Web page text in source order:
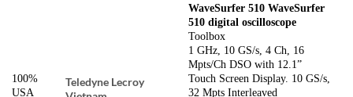
100%
USA
Teledyne Lecroy
WaveSurfer 510 WaveSurfer
510 digital oscilloscope
Toolbox
1 GHz, 10 GS/s, 4 Ch, 16
Mpts/Ch DSO with 12.1”
Touch Screen Display. 10 GS/s,
32 Mpts Interleaved